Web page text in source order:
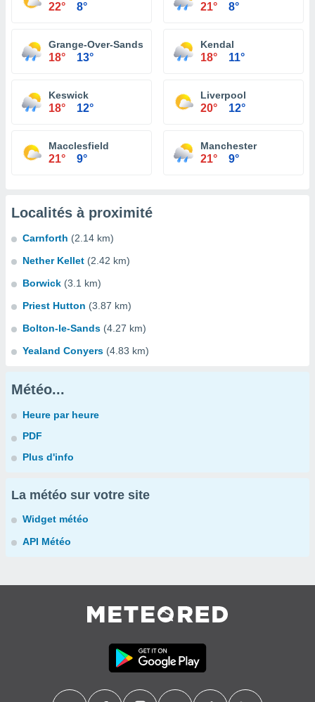
22° 8° 21° 8°
Grange-Over-Sands
18° 13°
Kendal
18° 11°
Keswick
18° 12°
Liverpool
20° 12°
Macclesfield
21° 9°
Manchester
21° 9°
Localités à proximité
Carnforth (2.14 km)
Nether Kellet (2.42 km)
Borwick (3.1 km)
Priest Hutton (3.87 km)
Bolton-le-Sands (4.27 km)
Yealand Conyers (4.83 km)
Météo...
Heure par heure
PDF
Plus d'info
La météo sur votre site
Widget météo
API Météo